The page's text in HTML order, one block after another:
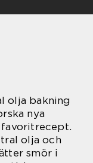
olja bakning
nya
favoritrecept.
olja och
smör i